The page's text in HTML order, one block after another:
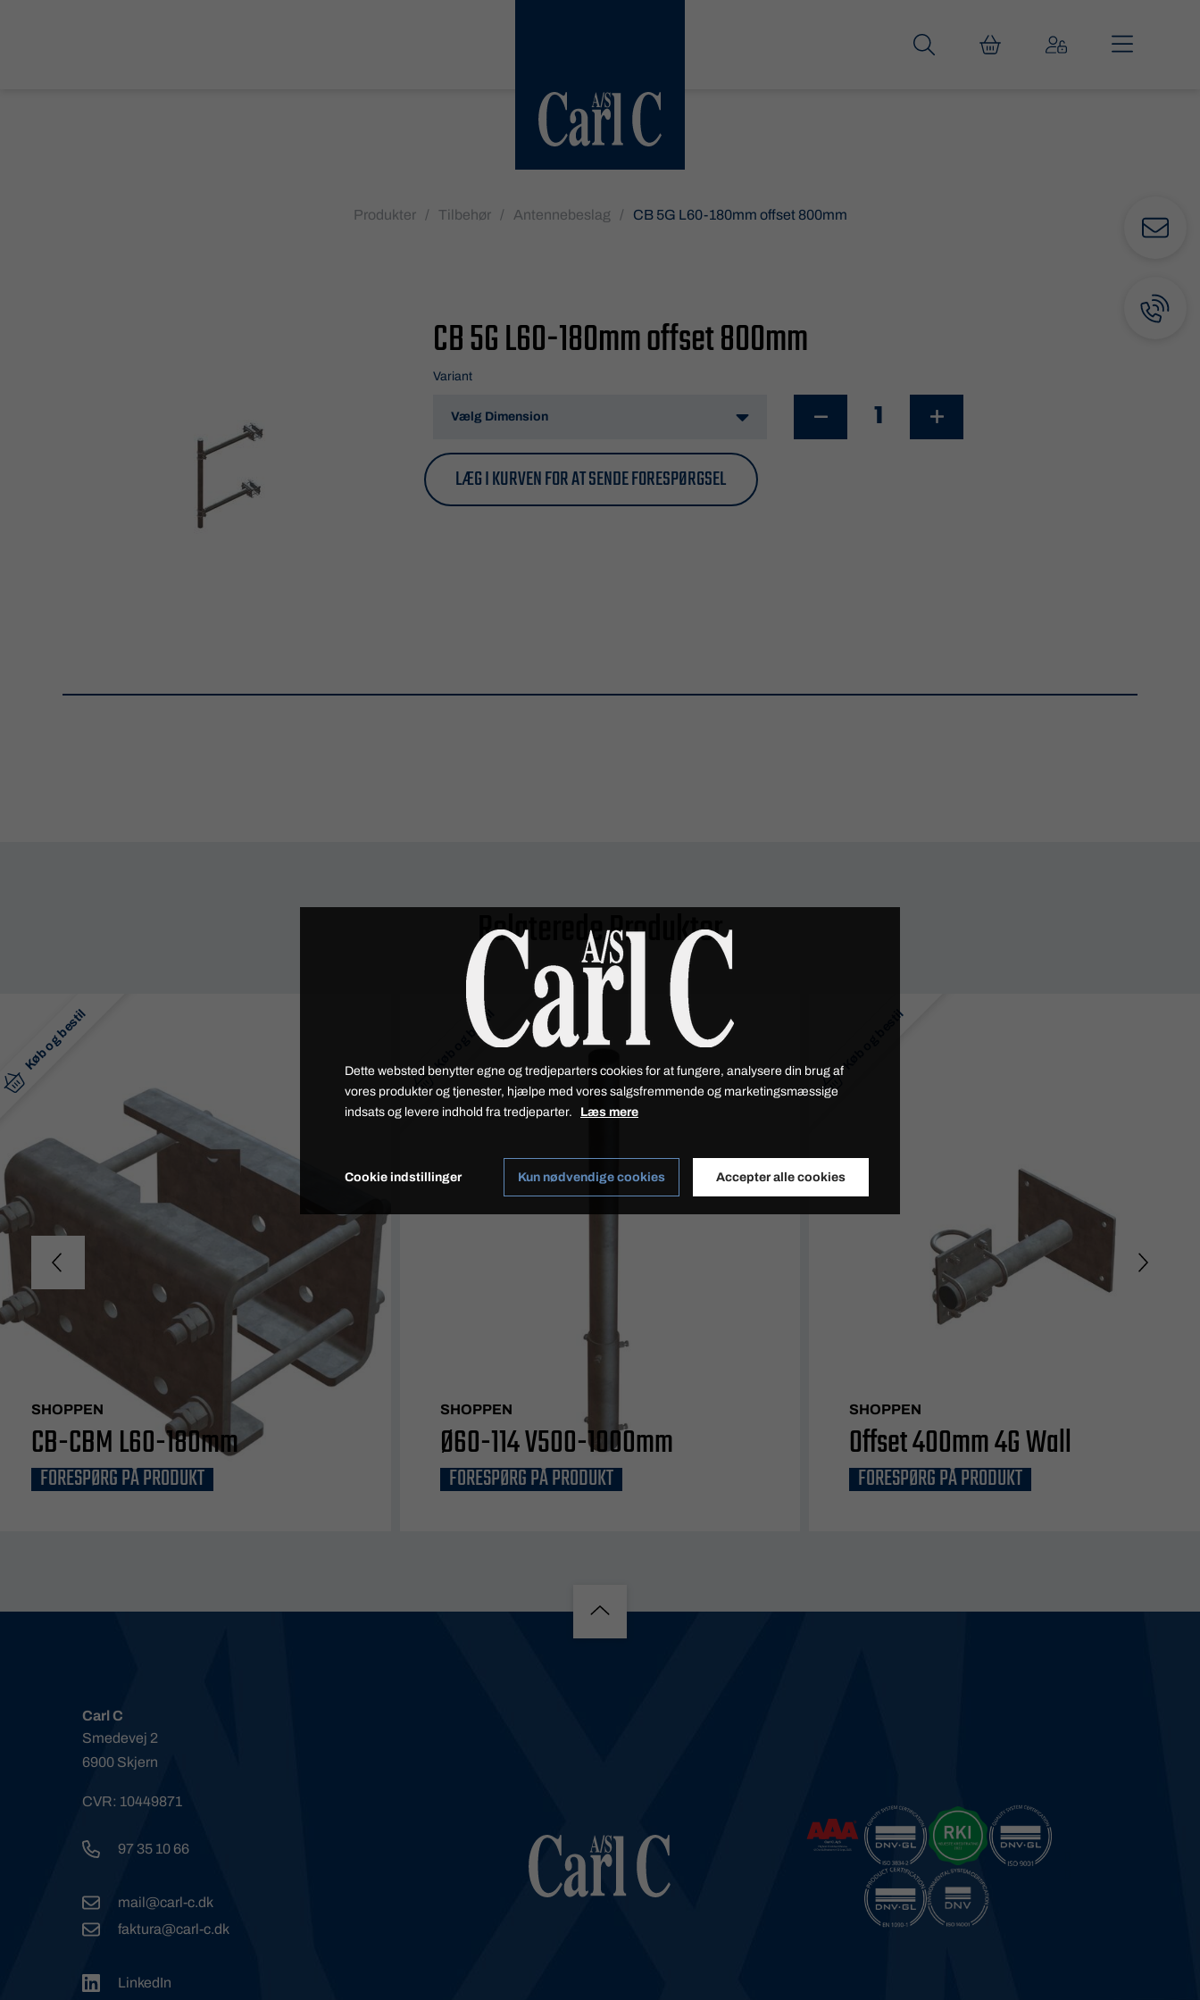
Produkter / Tilbehør / Antennebeslag / CB 5G L60-180mm offset 800mm
CB 5G L60-180mm offset 800mm
Variant
LÆG I KURVEN FOR AT SENDE FORESPØRGSEL
Relaterede Produkter
Køb og bestil
SHOPPEN
CB-CBM L60-180mm
FORESPØRG PÅ PRODUKT
Køb og bestil
SHOPPEN
Ø60-114 V500-1000mm
FORESPØRG PÅ PRODUKT
Køb og bestil
SHOPPEN
Offset 400mm 4G Wall
FORESPØRG PÅ PRODUKT
Carl C
Smedevej 2
6900 Skjern
CVR: 10449871
97 35 10 66
mail@carl-c.dk
faktura@carl-c.dk
LinkedIn
Dette websted benytter egne og tredjeparters cookies for at fungere, analysere din brug af
vores produkter og tjenester, hjælpe med vores salgsfremmende og marketingsmæssige
indsats og levere indhold fra tredjeparter. Læs mere
Cookie indstillinger Kun nødvendige cookies Accepter alle cookies